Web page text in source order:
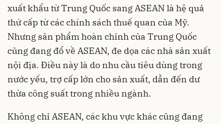
xuất khẩu từ Trung Quốc sang ASEAN là hệ quả
thứ cấp từ các chính sách thuế quan của Mỹ.
Nhưng sản phẩm hoàn chỉnh của Trung Quốc
cũng đang đổ về ASEAN, đe dọa các nhà sản xuất
nội địa. Điều này là do nhu cầu tiêu dùng trong
nước yếu, trợ cấp lớn cho sản xuất, dẫn đến dư
thừa công suất trong nhiều ngành.
Không chỉ ASEAN, các khu vực khác cũng đang